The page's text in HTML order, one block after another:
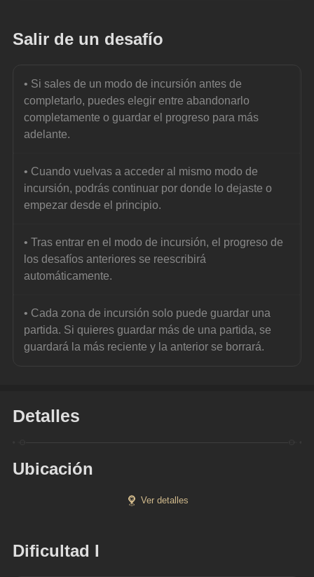
Salir de un desafío
• Si sales de un modo de incursión antes de
completarlo, puedes elegir entre abandonarlo
completamente o guardar el progreso para más
adelante.
• Cuando vuelvas a acceder al mismo modo de
incursión, podrás continuar por donde lo dejaste o
empezar desde el principio.
• Tras entrar en el modo de incursión, el progreso de
los desafíos anteriores se reescribirá
automáticamente.
• Cada zona de incursión solo puede guardar una
partida. Si quieres guardar más de una partida, se
guardará la más reciente y la anterior se borrará.
Detalles
Ubicación
Ver detalles
Dificultad I